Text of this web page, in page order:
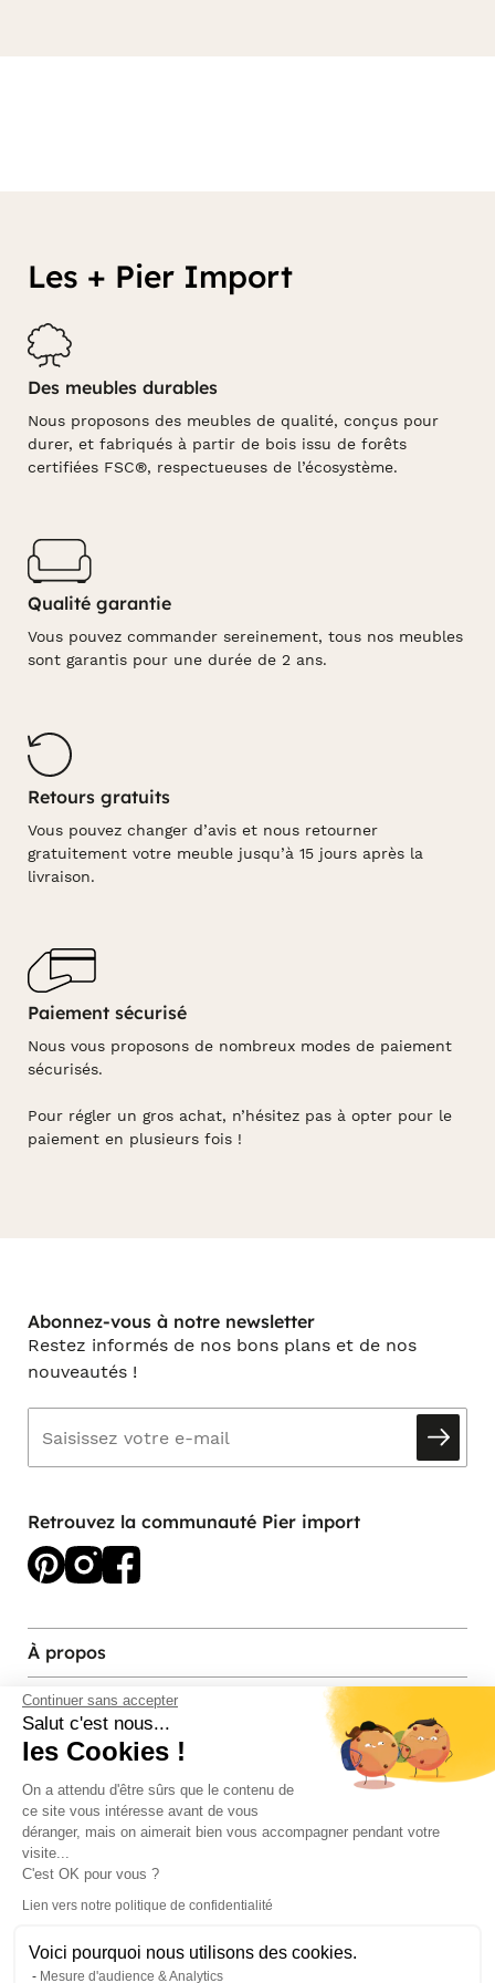
Continuer sans accepter
Salut c'est nous...
les Cookies !
On a attendu d'être sûrs que le contenu de
ce site vous intéresse avant de vous
déranger, mais on aimerait bien vous accompagner pendant votre
visite...
C'est OK pour vous ?
Lien vers notre politique de confidentialité
Voici pourquoi nous utilisons des cookies.
Mesure d'audience & Analytics
Les + Pier Import
Des meubles durables
Nous proposons des meubles de qualité, conçus pour
durer, et fabriqués à partir de bois issu de forêts
certifiées FSC®, respectueuses de l’écosystème.
Qualité garantie
Vous pouvez commander sereinement, tous nos meubles
sont garantis pour une durée de 2 ans.
Retours gratuits
Vous pouvez changer d’avis et nous retourner
gratuitement votre meuble jusqu’à 15 jours après la
livraison.
Paiement sécurisé
Nous vous proposons de nombreux modes de paiement
sécurisés.
Pour régler un gros achat, n’hésitez pas à opter pour le
paiement en plusieurs fois !
Abonnez-vous à notre newsletter
Restez informés de nos bons plans et de nos
nouveautés !
Retrouvez la communauté Pier import
À propos
Services et contact
Magasins et Showrooms
Modes de paiement acceptés